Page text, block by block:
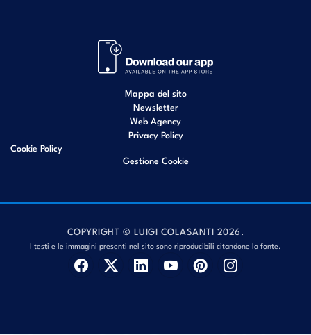
Mappa del sito
Newsletter
Web Agency
Privacy Policy
Cookie Policy
Gestione Cookie
COPYRIGHT © LUIGI COLASANTI 2026.
I testi e le immagini presenti nel sito sono riproducibili citandone la fonte.